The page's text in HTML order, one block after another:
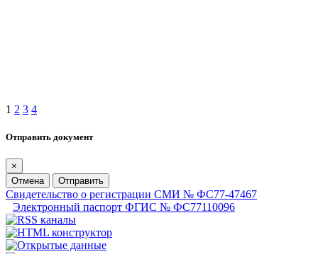
1 2 3 4
Отправить документ
×
Отмена
Отправить
Свидетельство о регистрации СМИ № ФС77-47467
Электронный паспорт ФГИС № ФС77110096